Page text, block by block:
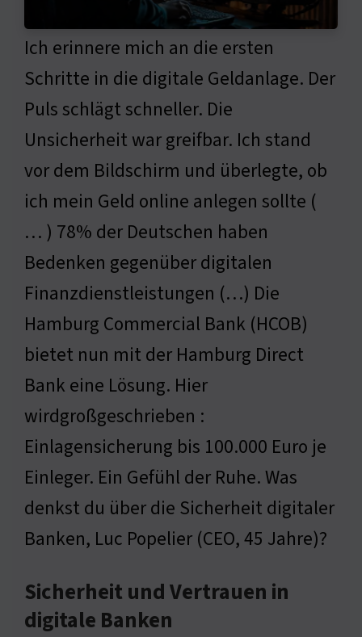
Ich erinnere mich an die ersten
Schritte in die digitale Geldanlage. Der
Puls schlägt schneller. Die
Unsicherheit war greifbar. Ich stand
vor dem Bildschirm und überlegte, ob
ich mein Geld online anlegen sollte (
… ) 78% der Deutschen haben
Bedenken gegenüber digitalen
Finanzdienstleistungen (…) Die
Hamburg Commercial Bank (HCOB)
bietet nun mit der Hamburg Direct
Bank eine Lösung. Hier
wirdgroßgeschrieben :
Einlagensicherung bis 100.000 Euro je
Einleger. Ein Gefühl der Ruhe. Was
denkst du über die Sicherheit digitaler
Banken, Luc Popelier (CEO, 45 Jahre)?
Sicherheit und Vertrauen in
digitale Banken